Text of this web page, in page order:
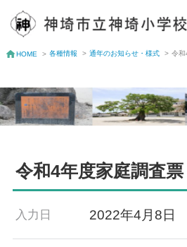
HOME > 各種情報 > 通年のお知らせ・様式 > 令
令和4年度家庭調査
入力日 2022年4月8日